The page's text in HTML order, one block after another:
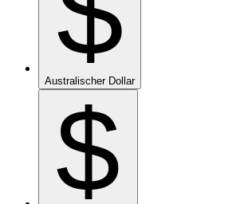
Australischer Dollar
$